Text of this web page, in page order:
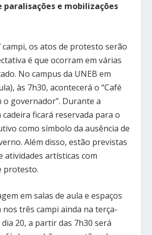
paralisações e mobilizações
campi, os atos de protesto serão
é que ocorram em várias
No campus da UNEB em
às 7h30, acontecerá o “Café
o governador”. Durante a
cadeira ficará reservada para o
como símbolo da ausência de
Além disso, estão previstas
atividades artísticas com
protesto.
em salas de aula e espaços
nos três campi ainda na terça-
dia 20, a partir das 7h30 será